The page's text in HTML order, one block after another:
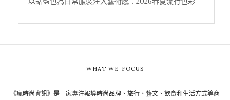
WHAT WE FOCUS
《瘋時尚資訊》是一家專注報導時尚品牌、旅行、藝文、飲食和生活方式等商